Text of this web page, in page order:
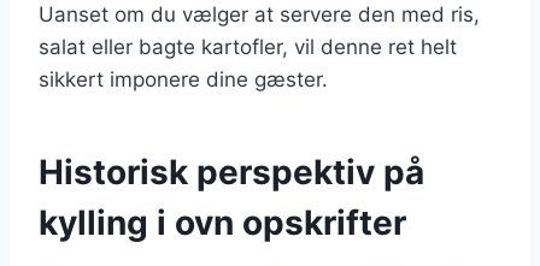
Uanset om du vælger at servere den med ris,
salat eller bagte kartofler, vil denne ret helt
sikkert imponere dine gæster.
Historisk perspektiv på
kylling i ovn opskrifter